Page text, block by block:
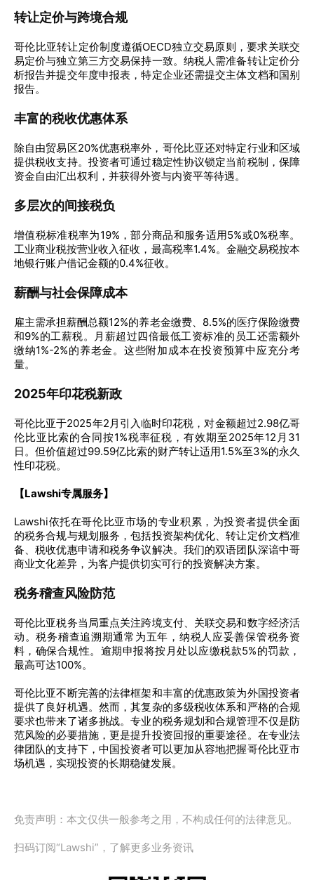
转让定价与跨境合规
哥伦比亚转让定价制度遵循OECD独立交易原则，要求关联交
易定价与独立第三方交易保持一致。纳税人需准备转让定价分
析报告并提交年度申报表，特定企业还需提交主体文档和国别
报告。
丰富的税收优惠体系
除自由贸易区20%优惠税率外，哥伦比亚还对特定行业和区域
提供税收支持。投资者可通过稳定性协议锁定当前税制，保障
资金自由汇出权利，并获得外资与内资平等待遇。
多层次的间接税负
增值税标准税率为19%，部分商品和服务适用5%或0%税率。
工业商业税按营业收入征收，最高税率1.4%。金融交易税按本
地银行账户借记金额的0.4%征收。
薪酬与社会保障成本
雇主需承担薪酬总额12%的养老金缴费、8.5%的医疗保险缴费
和9%的工薪税。月薪超过四倍最低工资标准的员工还需额外
缴纳1%-2%的养老金。这些附加成本在投资预算中应充分考
量。
2025年印花税新政
哥伦比亚于2025年2月引入临时印花税，对金额超过2.98亿哥
伦比亚比索的合同按1%税率征税，有效期至2025年12月31
日。但价值超过99.59亿比索的财产转让适用1.5%至3%的永久
性印花税。
【Lawshi专属服务】
Lawshi依托在哥伦比亚市场的专业积累，为投资者提供全面
的税务合规与规划服务，包括投资架构优化、转让定价文档准
备、税收优惠申请和税务争议解决。我们的双语团队深谙中哥
商业文化差异，为客户提供切实可行的投资解决方案。
税务稽查风险防范
哥伦比亚税务当局重点关注跨境支付、关联交易和数字经济活
动。税务稽查追溯期通常为五年，纳税人应妥善保管税务资
料，确保合规性。逾期申报将按月处以应缴税款5%的罚款，
最高可达100%。
哥伦比亚不断完善的法律框架和丰富的优惠政策为外国投资者
提供了良好机遇。然而，其复杂的多级税收体系和严格的合规
要求也带来了诸多挑战。专业的税务规划和合规管理不仅是防
范风险的必要措施，更是提升投资回报的重要途径。在专业法
律团队的支持下，中国投资者可以更加从容地把握哥伦比亚市
场机遇，实现投资的长期稳健发展。
免责声明：本文仅供一般参考之用，不构成任何的法律意见。
扫码订阅“Lawshi”，了解更多业务资讯